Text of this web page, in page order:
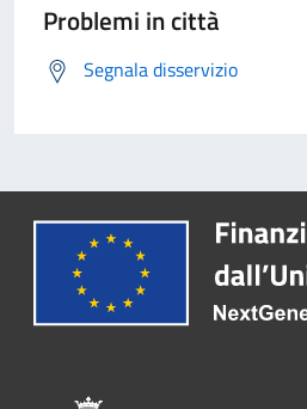
Problemi in città
Segnala disservizio